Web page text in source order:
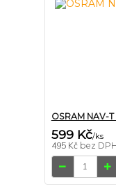
OSRAM NAV-
599 Kč/ks
495 Kč bez DPH